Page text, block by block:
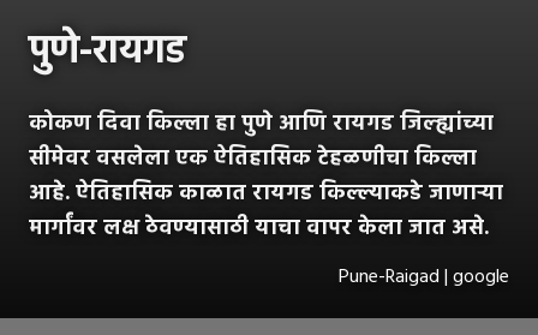
पुणे-रायगड
कोकण दिवा किल्ला हा पुणे आणि रायगड जिल्ह्यांच्या
सीमेवर वसलेला एक ऐतिहासिक टेहळणीचा किल्ला
आहे. ऐतिहासिक काळात रायगड किल्ल्याकडे जाणाऱ्या
मार्गांवर लक्ष ठेवण्यासाठी याचा वापर केला जात असे.
Pune-Raigad | google